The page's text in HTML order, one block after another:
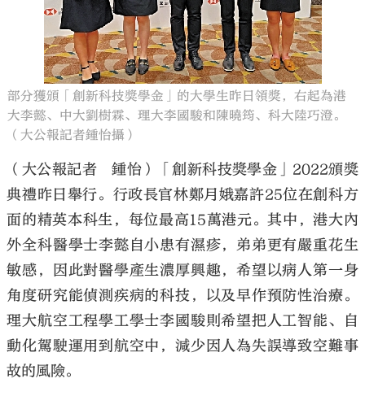
部分獲頒「創新科技獎學金」的大學生昨日領獎，右起為港
大李懿、中大劉樹霖、理大李國駿和陳曉筠、科大陸巧澄。
（大公報記者鍾怡攝）
（大公報記者 鍾怡）「創新科技獎學金」2022頒獎
典禮昨日舉行。行政長官林鄭月娥嘉許25位在創科方
面的精英本科生，每位最高15萬港元。其中，港大內
外全科醫學士李懿自小患有濕疹，弟弟更有嚴重花生
敏感，因此對醫學產生濃厚興趣，希望以病人第一身
角度研究能偵測疾病的科技，以及早作預防性治療。
理大航空工程學工學士李國駿則希望把人工智能、自
動化駕駛運用到航空中，減少因人為失誤導致空難事
故的風險。